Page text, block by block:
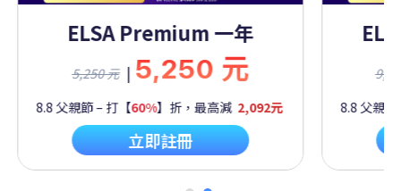
一年
元
】折，最高減2,092元
ELSA Premium 終
9,450 元 9,450
8.8 父親節 – 打【 】折，最高